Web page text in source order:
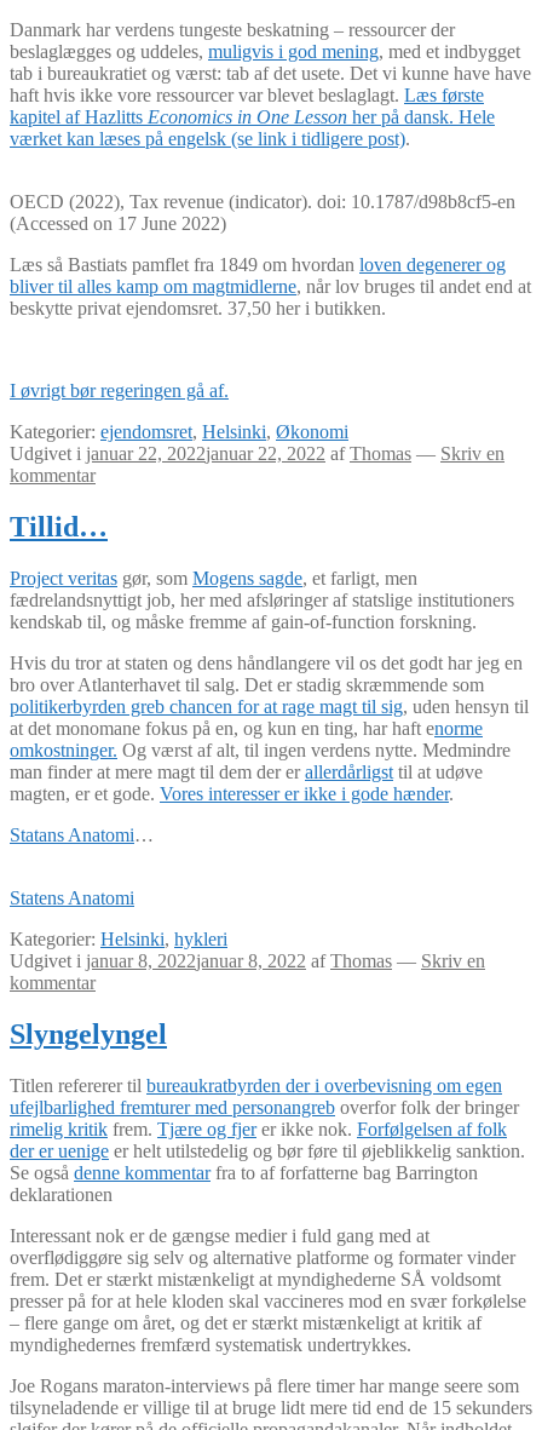
Danmark har verdens tungeste beskatning – ressourcer der
beslaglægges og uddeles, muligvis i god mening, med et indbygget
tab i bureaukratiet og værst: tab af det usete. Det vi kunne have have
haft hvis ikke vore ressourcer var blevet beslaglagt. Læs første
kapitel af Hazlitts Economics in One Lesson her på dansk. Hele
værket kan læses på engelsk (se link i tidligere post).
OECD (2022), Tax revenue (indicator). doi: 10.1787/d98b8cf5-en
(Accessed on 17 June 2022)
Læs så Bastiats pamflet fra 1849 om hvordan loven degenerer og
bliver til alles kamp om magtmidlerne, når lov bruges til andet end at
beskytte privat ejendomsret. 37,50 her i butikken.
I øvrigt bør regeringen gå af.
Kategorier: ejendomsret, Helsinki, Økonomi
Udgivet i januar 22, 2022januar 22, 2022 afThomas — Skriv en
kommentar
Tillid…
Project veritas gør, som Mogens sagde, et farligt, men
fædrelandsnyttigt job, her med afsløringer af statslige institutioners
kendskab til, og måske fremme af gain-of-function forskning.
Hvis du tror at staten og dens håndlangere vil os det godt har jeg en
bro over Atlanterhavet til salg. Det er stadig skræmmende som
politikerbyrden greb chancen for at rage magt til sig, uden hensyn til
at det monomane fokus på en, og kun en ting, har haft enorme
omkostninger. Og værst af alt, til ingen verdens nytte. Medmindre
man finder at mere magt til dem der erallerdårligst til at udøve
magten, er et gode. Vores interesser er ikke i gode hænder.
Statans Anatomi…
Statens Anatomi
Kategorier: Helsinki, hykleri
Udgivet i januar 8, 2022januar 8, 2022 afThomas — Skriv en
kommentar
Slyngelyngel
Titlen refererer til bureaukratbyrden der i overbevisning om egen
ufejlbarlighed fremturer med personangreb overfor folk der bringer
rimelig kritik frem. Tjære og fjerer ikke nok. Forfølgelsen af folk
der er uenige er helt utilstedelig og bør føre til øjeblikkelig sanktion.
Se også denne kommentarfra to af forfatterne bag Barrington
deklarationen
Interessant nok er de gængse medier i fuld gang med at
overflødiggøre sig selv og alternative platforme og formater vinder
frem. Det er stærkt mistænkeligt at myndighederne SÅ voldsomt
presser på for at hele kloden skal vaccineres mod en svær forkølelse
– flere gange om året, og det er stærkt mistænkeligt at kritik af
myndighedernes fremfærd systematisk undertrykkes.
Joe Rogans maraton-interviews på flere timer har mange seere som
tilsyneladende er villige til at bruge lidt mere tid end de 15 sekunders